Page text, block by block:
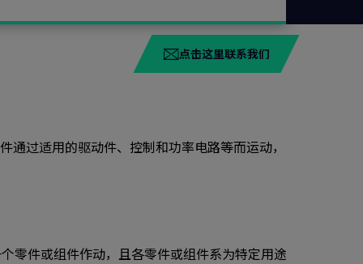
点击这里联系我们
过适用的驱动件、控制和功率电路等而运动，
零件或组件作动，且各零件或组件系为特定用途